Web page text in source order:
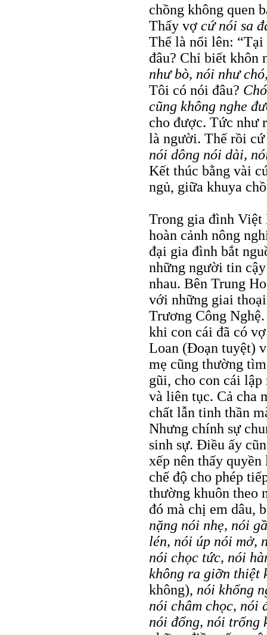
chồng không quen
Thấy vợ cứ nói sa
Thế là nổi lên:
đâu? Chỉ biết khôn
như bò, nói như
Tôi có nói đâu?
cũng không nghe
cho được. Tức như
là người. Thế rồi
nói dông nói dài,
Kết thúc bằng vài
ngủ, giữa khuya
Trong gia đình Việt
hoàn cảnh nông
đại gia đình bắt
những người tin
nhau. Bên Trung
với những giai
Trương Công
khi con cái đã có
Loan (Đoạn tuyệt)
mẹ cũng thường
gũi, cho con cái lập
và liên tục. Cả cha
chất lẫn tinh thần
Nhưng chính sự
sinh sự. Điều ấy
xếp nên thấy
chế độ cho phép
thường khuôn theo
đó mà chị em dâu,
nặng nói nhẹ, nói
lén, nói úp nói mở,
nói chọc tức, nói
không ra giỡn thiệt
không), nói khống
nói châm chọc, nói
nói đổng, nói trống